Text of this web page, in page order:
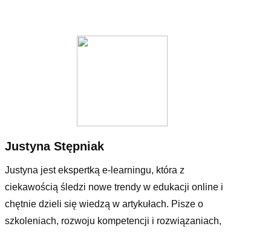
Justyna Stępniak
Justyna jest ekspertką e-learningu, która z
ciekawością śledzi nowe trendy w edukacji online i
chętnie dzieli się wiedzą w artykułach. Pisze o
szkoleniach, rozwoju kompetencji i rozwiązaniach,